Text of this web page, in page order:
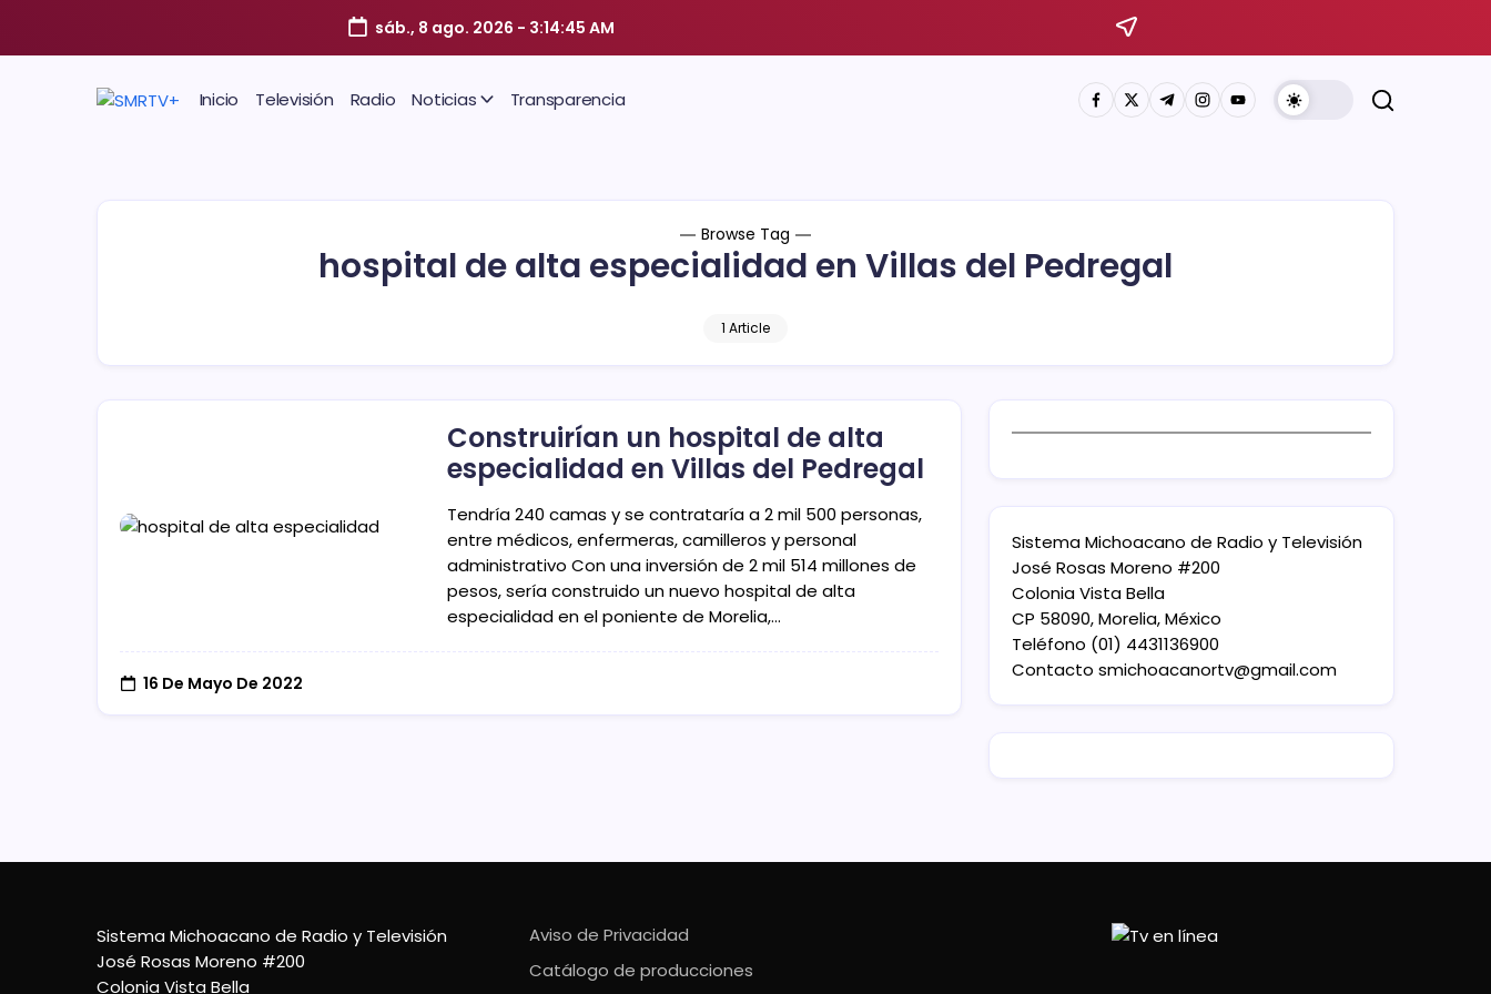
sáb., 8 ago. 2026 - 3:14:46 AM
Inicio Televisión Radio Noticias Transparencia
Browse Tag
hospital de alta especialidad en Villas del Pedregal
1 Article
Construirían un hospital de alta
especialidad en Villas del Pedregal
Tendría 240 camas y se contrataría a 2 mil 500 personas,
entre médicos, enfermeras, camilleros y personal
administrativo Con una inversión de 2 mil 514 millones de
pesos, sería construido un nuevo hospital de alta
especialidad en el poniente de Morelia,…
16 De Mayo De 2022
Sistema Michoacano de Radio y Televisión
José Rosas Moreno #200
Colonia Vista Bella
CP 58090, Morelia, México
Teléfono (01) 4431136900
Contacto smichoacanortv@gmail.com
Sistema Michoacano de Radio y Televisión
José Rosas Moreno #200
Colonia Vista Bella
Aviso de Privacidad
Catálogo de producciones